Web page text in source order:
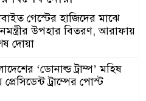
গেস্টের হাজিদের মাঝে
উপহার বিতরণ, আরাফায়
দোয়া
‘ডোনাল্ড ট্রাম্প’ মহিষ
প্রেসিডেন্ট ট্রাম্পের পোস্ট